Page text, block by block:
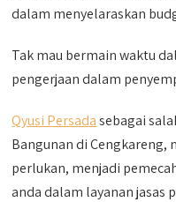
dalam menyelaraskan
Tak mau bermain waktu
pengerjaan dalam
Qyusi Persadasebagai
Bangunan di Cengkareng,
perlukan, menjadi
anda dalam layanan jasas